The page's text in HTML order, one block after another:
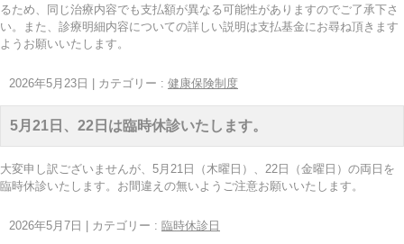
るため、同じ治療内容でも支払額が異なる可能性がありますのでご了承下さ
い。また、診療明細内容についての詳しい説明は支払基金にお尋ね頂きます
ようお願いいたします。
2026年5月23日 カテゴリー : 健康保険制度
5月21日、22日は臨時休診いたします。
大変申し訳ございませんが、5月21日（木曜日）、22日（金曜日）の両日を
臨時休診いたします。お間違えの無いようご注意お願いいたします。
2026年5月7日 カテゴリー : 臨時休診日